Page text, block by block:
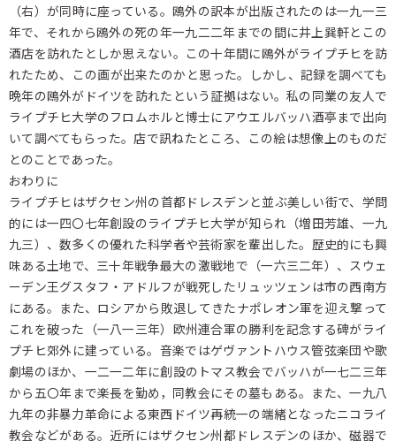
（右）が同時に座っている。鴎外の訳本が出版されたのは一九一三
年で、それから鴎外の死の年一九二二年までの間に井上巽軒とこの
酒店を訪れたとしか思えない。この十年間に鴎外がライプチヒを訪
れたため、この画が出来たのかと思った。しかし、記録を調べても
晩年の鴎外がドイツを訪れたという証拠はない。私の同業の友人で
ライプチヒ大学のフロムホルと博士にアウエルバッハ酒亭まで出向
いて調べてもらった。店で訊ねたところ、この絵は想像上のものだ
とのことであった。
おわりに
ライプチヒはザクセン州の首都ドレスデンと並ぶ美しい街で、学問
的には一四〇七年創設のライプチヒ大学が知られ（増田芳雄、一九
九三）、数多くの優れた科学者や芸術家を輩出した。歴史的にも興
味ある土地で、三十年戦争最大の激戦地で（一六三二年）、スウェ
ーデン王グスタフ・アドルフが戦死したリュッツェンは市の西南方
にある。また、ロシアから敗退してきたナポレオン軍を迎え撃って
これを破った（一八一三年）欧州連合軍の勝利を記念する碑がライ
プチヒ郊外に建っている。音楽ではゲヴァントハウス管弦楽団や歌
劇場のほか、一二一二年に創設のトマス教会でバッハが一七二三年
から五〇年まで楽長を勤め，同教会にその墓もある。また、一九八
九年の非暴力革命による東西ドイツ再統一の端緒となったニコライ
教会などがある。近所にはザクセン州都ドレスデンのほか、磁器で